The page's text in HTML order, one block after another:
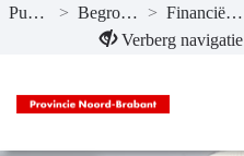
Naar hoofdinhoud
Publicaties > Begroting 2020 > Financiële begroting
Verberg navigatie